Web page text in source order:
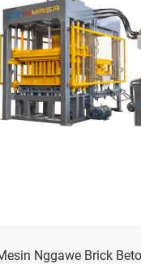
Bata Permeabel